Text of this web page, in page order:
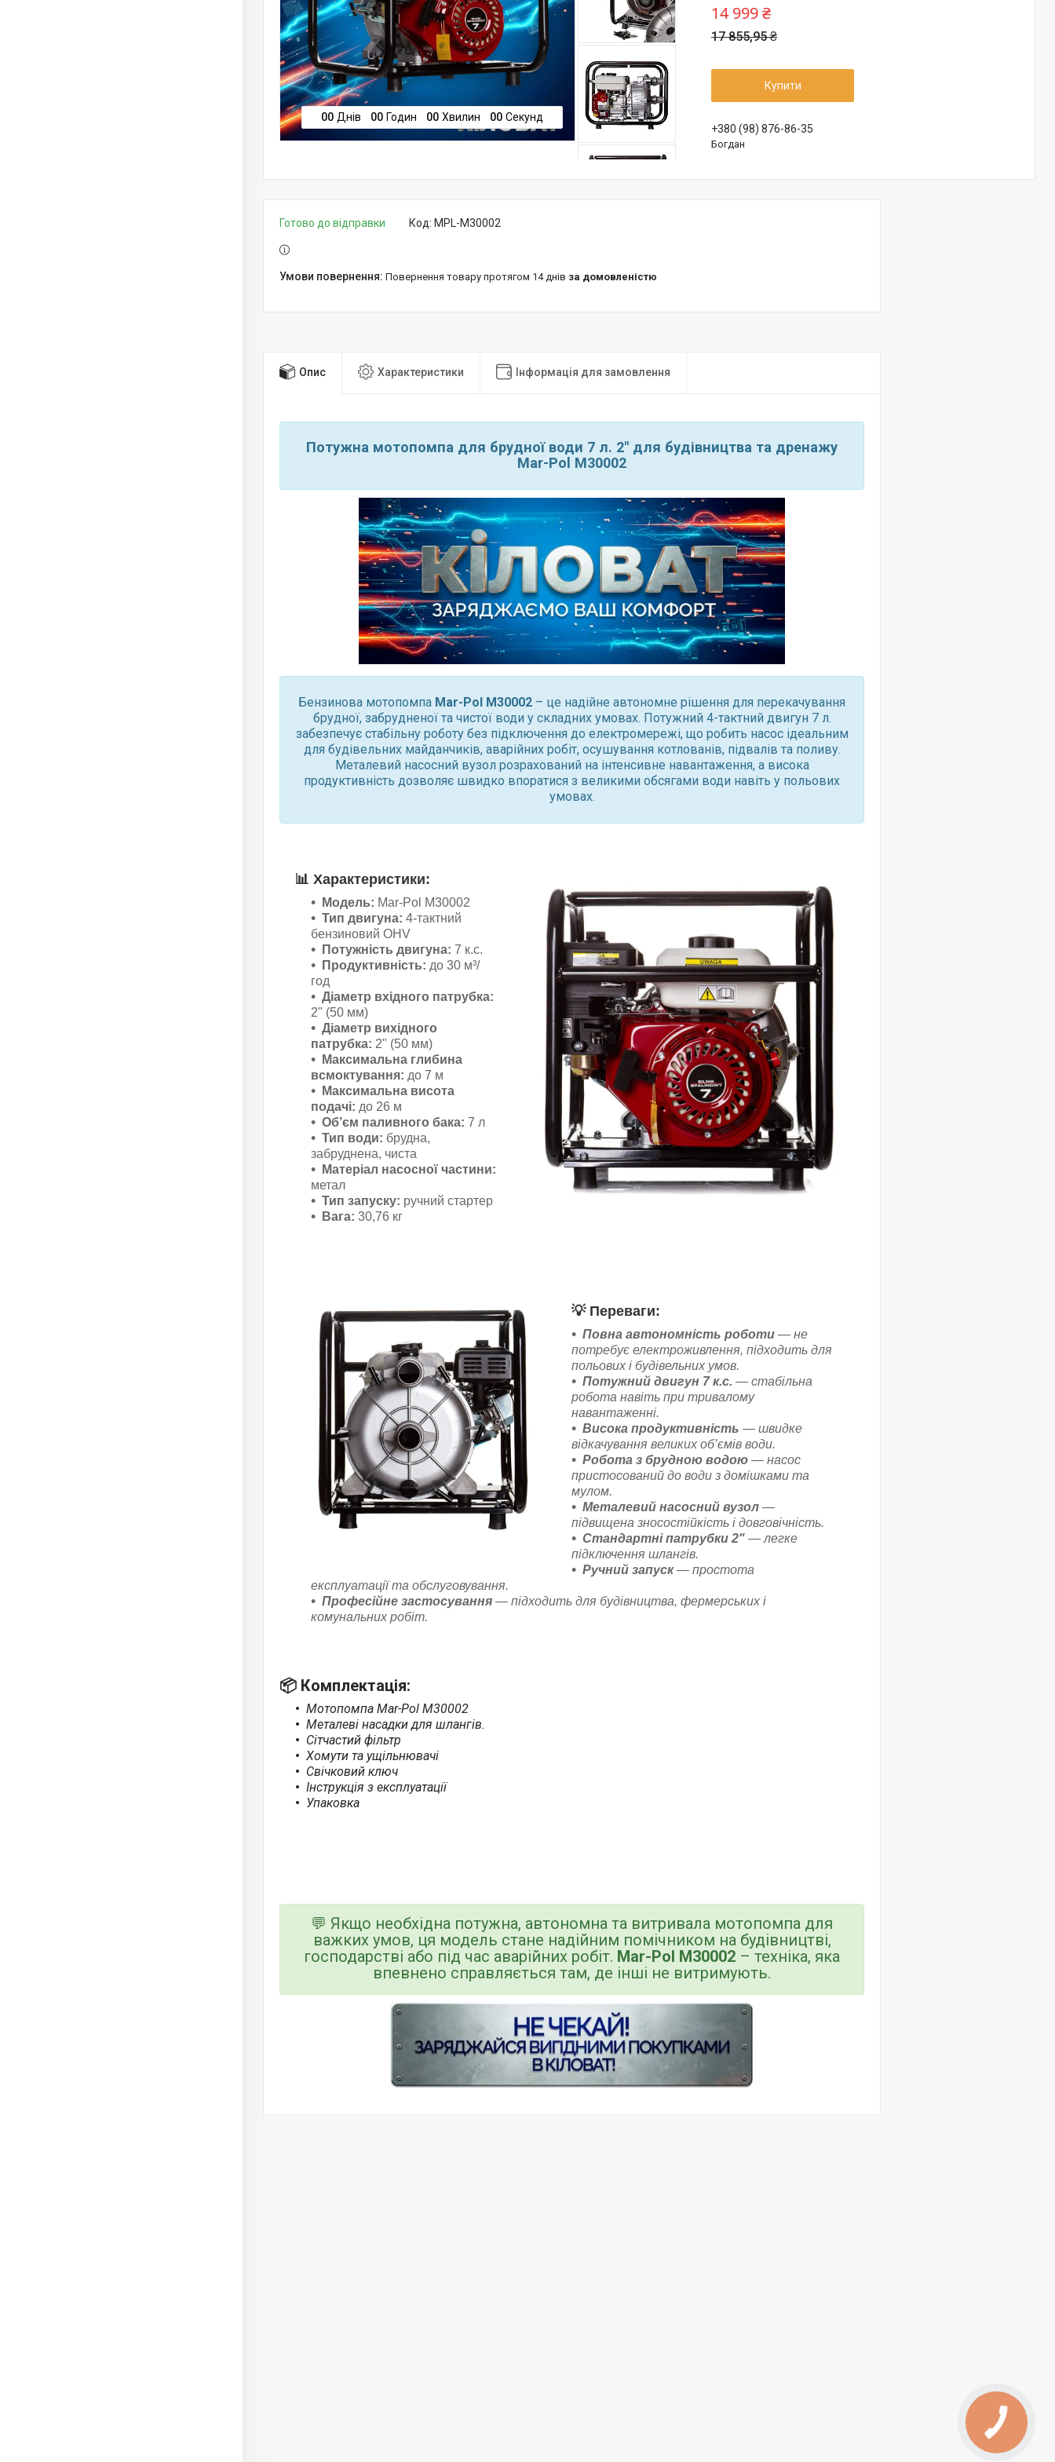
00 Днів 00 Годин 00 Хвилин 00 Секунд
17 855,95 ₴
14 999 ₴
Купити
+380 (98) 876-86-35
Богдан
Готово до відправки Код: MPL-M30002
повернення товару протягом 14 днів за домовленістю
Опис Характеристики Інформація для замовлення
Потужна мотопомпа для брудної води 7 л. 2" для будівництва та дренажу
Mar-Pol M30002
Бензинова мотопомпа Mar-Pol M30002 – це надійне автономне рішення для перекачування
брудної, забрудненої та чистої води у складних умовах. Потужний 4-тактний двигун 7 л.
забезпечує стабільну роботу без підключення до електромережі, що робить насос ідеальним
для будівельних майданчиків, аварійних робіт, осушування котлованів, підвалів та поливу.
Металевий насосний вузол розрахований на інтенсивне навантаження, а висока
продуктивність дозволяє швидко впоратися з великими обсягами води навіть у польових
умовах.
📊 Характеристики:
Модель: Mar-Pol M30002
Тип двигуна: 4-тактний
бензиновий OHV
Потужність двигуна: 7 к.с.
Продуктивність: до 30 м³/
год
Діаметр вхідного патрубка:
2" (50 мм)
Діаметр вихідного
патрубка: 2" (50 мм)
Максимальна глибина
всмоктування: до 7 м
Максимальна висота
подачі: до 26 м
Об’єм паливного бака: 7 л
Тип води: брудна,
забруднена, чиста
Матеріал насосної частини:
метал
Тип запуску: ручний стартер
Вага: 30,76 кг
💡 Переваги:
Повна автономність роботи — не
потребує електроживлення, підходить для
польових і будівельних умов.
Потужний двигун 7 к.с. — стабільна
робота навіть при тривалому
навантаженні.
Висока продуктивність — швидке
відкачування великих об’ємів води.
Робота з брудною водою — насос
пристосований до води з домішками та
мулом.
Металевий насосний вузол —
підвищена зносостійкість і довговічність.
Стандартні патрубки 2" — легке
підключення шлангів.
Ручний запуск— простота
експлуатації та обслуговування.
Професійне застосування — підходить для будівництва, фермерських і
комунальних робіт.
📦 Комплектація:
Мотопомпа Mar-Pol M30002
Металеві насадки для шлангів.
Сітчастий фільтр
Хомути та ущільнювачі
Свічковий ключ
Інструкція з експлуатації
Упаковка
💬 Якщо необхідна потужна, автономна та витривала мотопомпа для
важких умов, ця модель стане надійним помічником на будівництві,
господарстві або під час аварійних робіт. Mar-Pol M30002 – техніка, яка
впевнено справляється там, де інші не витримують.